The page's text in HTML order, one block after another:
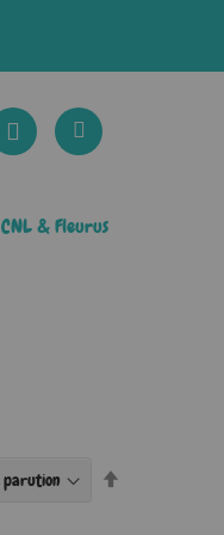
CNL & Fleurus